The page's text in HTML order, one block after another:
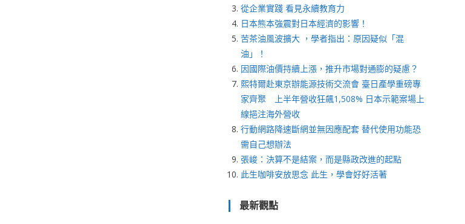
從企業實踐 看見永續教育力
日本熊本強震對日本經濟的影響！
苦茶油風波擴大 ，學者指出：原因疑似「混
油」！
因國際油價持續上漲，推升市場對通膨的疑慮？
熙特爾赴東京辦能源技術交流會 臺日產學重磅專
家齊聚 上半年營收狂飆1,508% 日本示範案場上
線挹注海外營收
行動網路降速斷網並無因應配套 替代使用功能恐
需自己想辦法
張峻：決算不是結案，而是縣政改進的起點
此生咖啡安放思念 此生，學會好好活著
最新觀點